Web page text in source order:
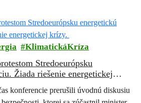
KlimatickáKríza
Stredoeurópsku
Žiada riešenie energetickej
konferencie prerušili úvodnú diskusiu